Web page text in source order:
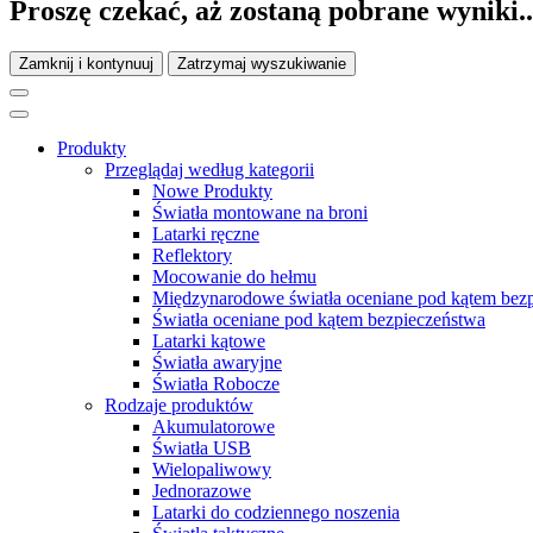
Proszę czekać, aż zostaną pobrane
Zamknij i kontynuuj Zatrzymaj wyszukiwanie
Produkty
Przeglądaj według kategorii
Nowe Produkty
Światła montowane na broni
Latarki ręczne
Reflektory
Mocowanie do hełmu
Międzynarodowe światła oceniane pod kątem
Światła oceniane pod kątem bezpieczeństwa
Latarki kątowe
Światła awaryjne
Światła Robocze
Rodzaje produktów
Akumulatorowe
Światła USB
Wielopaliwowy
Jednorazowe
Latarki do codziennego noszenia